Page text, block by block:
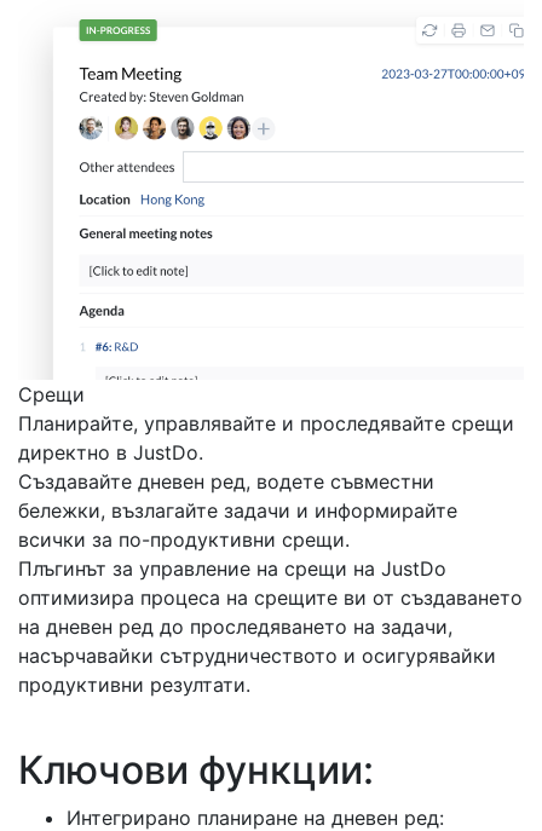
Срещи
Планирайте, управлявайте и проследявайте срещи
директно в JustDo.
Създавайте дневен ред, водете съвместни
бележки, възлагайте задачи и информирайте
всички за по-продуктивни срещи.
Плъгинът за управление на срещи на JustDo
оптимизира процеса на срещите ви от създаването
на дневен ред до проследяването на задачи,
насърчавайки сътрудничеството и осигурявайки
продуктивни резултати.
Ключови функции:
Интегрирано планиране на дневен ред: